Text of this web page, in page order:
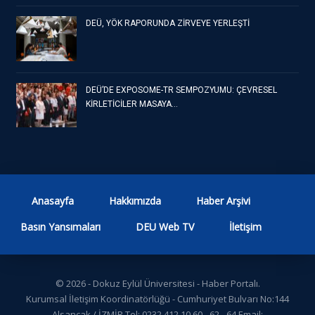
DEÜ, YÖK RAPORUNDA ZİRVEYE YERLEŞTİ
DEÜ’DE EXPOSOME-TR SEMPOZYUMU: ÇEVRESEL
KİRLETİCİLER MASAYA…
Anasayfa Hakkımızda
Haber Arşivi
Basın Yansımaları
DEU Web TV İletişim
© 2026 - Dokuz Eylül Üniversitesi - Haber Portalı.
Kurumsal İletişim Koordinatörlüğü - Cumhuriyet Bulvarı No:144